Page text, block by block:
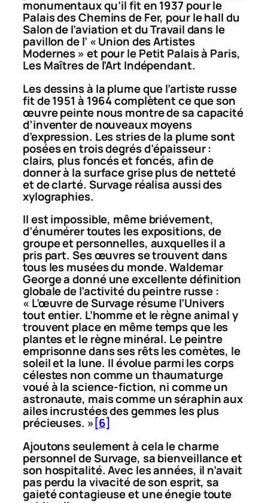
monumentaux qu’il fit en 1937 pour le
Palais des Chemins de Fer, pour le hall du
Salon de l’aviation et du Travail dans le
pavillon de l’ « Union des Artistes
Modernes » et pour le Petit Palais à Paris,
Les Maîtres de l’Art Indépendant.
Les dessins à la plume que l’artiste russe
fit de 1951 à 1964 complètent ce que son
œuvre peinte nous montre de sa capacité
d’inventer de nouveaux moyens
d’expression. Les stries de la plume sont
posées en trois degrés d’épaisseur :
clairs, plus foncés et foncés, afin de
donner à la surface grise plus de netteté
et de clarté. Survage réalisa aussi des
xylographies.
Il est impossible, même briévement,
d’énumérer toutes les expositions, de
groupe et personnelles, auxquelles il a
pris part. Ses œuvres se trouvent dans
tous les musées du monde. Waldemar
George a donné une excellente définition
globale de l’activité du peintre russe :
« L’œuvre de Survage résume l’Univers
tout entier. L’homme et le règne animal y
trouvent place en même temps que les
plantes et le règne minéral. Le peintre
emprisonne dans ses rêts les comètes, le
soleil et la lune. Il évolue parmi les corps
célestes non comme un thaumaturge
voué à la science-fiction, ni comme un
astronaute, mais comme un séraphin aux
ailes incrustées des gemmes les plus
précieuses. » [6]
Ajoutons seulement à cela le charme
personnel de Survage, sa bienveillance et
son hospitalité. Avec les années, il n’avait
pas perdu la vivacité de son esprit, sa
gaieté contagieuse et une énegie toute